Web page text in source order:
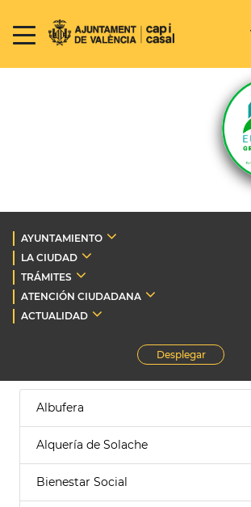
AYUNTAMIENTO
LA CIUDAD
TRÁMITES
ATENCIÓN CIUDADANA
ACTUALIDAD
Desplegar
Albufera
Alquería de Solache
Bienestar Social